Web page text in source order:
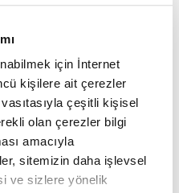
için İnternet
kişilere ait çerezler
çeşitli kişisel
olan çerezler bilgi
amacıyla
sitemizin daha işlevsel
ve sizlere yönelik
Al Nour, 911 acil
alması
bir adam var, 'Özgür
kuruyor.
abluka altına alarak,
doğrultuyor. Onlarca
dışında, benzer